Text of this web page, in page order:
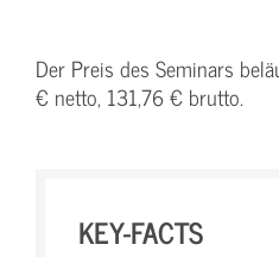
Der Preis des Seminars
€ netto, 131,76 € brutto.
KEY-FACTS